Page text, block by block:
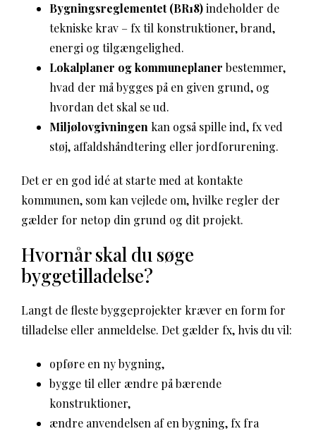
Bygningsreglementet (BR18)indeholder de
tekniske krav – fx til konstruktioner, brand,
energi og tilgængelighed.
Lokalplaner og kommuneplaner bestemmer,
hvad der må bygges på en given grund, og
hvordan det skal se ud.
Miljølovgivningen kan også spille ind, fx ved
støj, affaldshåndtering eller jordforurening.
Det er en god idé at starte med at kontakte
kommunen, som kan vejlede om, hvilke regler der
gælder for netop din grund og dit projekt.
Hvornår skal du søge
byggetilladelse?
Langt de fleste byggeprojekter kræver en form for
tilladelse eller anmeldelse. Det gælder fx, hvis du vil:
opføre en ny bygning,
bygge til eller ændre på bærende
konstruktioner,
ændre anvendelsen af en bygning, fx fra